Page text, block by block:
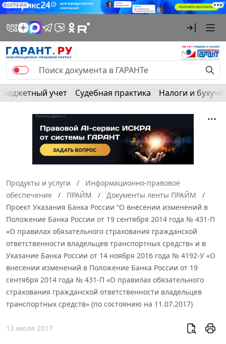
РЕКЛАМА
Бюджетный учет Судебная практика Налоги и
Продукты и услуги
Информационно-правовое
обеспечение
ПРАЙМ
Документы ленты ПРАЙМ
Проект Указания Банка России “О внесении изменений в
Положение Банка России от 19 сентября 2014 года № 431-П
«О правилах обязательного страхования гражданской
ответственности владельцев транспортных средств» и в
Указание Банка России от 14 ноября 2016 года № 4192-У «О
внесении изменений в Положение Банка России от 19
сентября 2014 года № 431-П «О правилах обязательного
страхования гражданской ответственности владельцев
транспортных средств» (по состоянию на 11.07.2017)
13 июля 2017